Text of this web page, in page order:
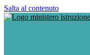
Salta al contenuto